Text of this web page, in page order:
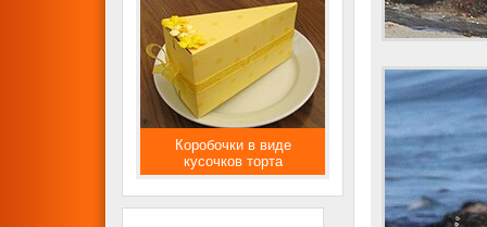
Коробочки в виде
кусочков торта